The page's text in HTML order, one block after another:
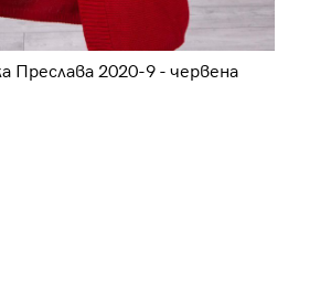
Преслава 2020-9 - червена